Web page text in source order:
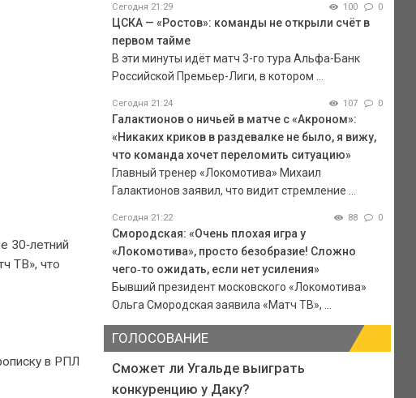
30‑летний
ТВ», что
в РПЛ
Сегодня 21:29 100 0
ЦСКА — «Ростов»: команды не открыли счёт в
первом тайме
В эти минуты идёт матч 3-го тура Альфа-Банк
Российской Премьер-Лиги, в котором ...
Сегодня 21:24 107 0
Галактионов о ничьей в матче с «Акроном»:
«Никаких криков в раздевалке не было, я вижу,
что команда хочет переломить ситуацию»
Главный тренер «Локомотива» Михаил
Галактионов заявил, что видит стремление ...
Сегодня 21:22 88 0
Смородская: «Очень плохая игра у
«Локомотива», просто безобразие! Сложно
чего‑то ожидать, если нет усиления»
Бывший президент московского «Локомотива»
Ольга Смородская заявила «Матч ТВ», ...
ГОЛОСОВАНИЕ
Сможет ли Угальде выиграть
конкуренцию у Даку?